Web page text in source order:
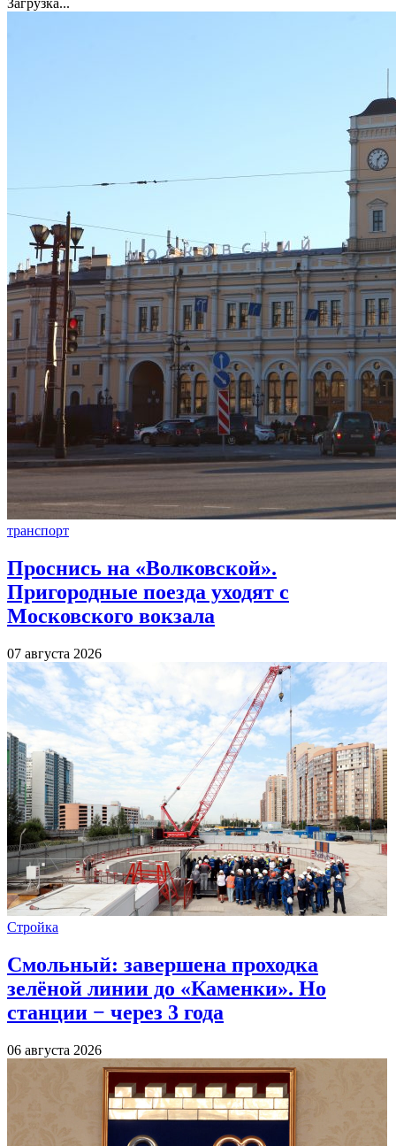
Загрузка...
транспорт
Проснись на «Волковской».
Пригородные поезда уходят с
Московского вокзала
07 августа 2026
Стройка
Смольный: завершена проходка
зелёной линии до «Каменки». Но
станции − через 3 года
06 августа 2026